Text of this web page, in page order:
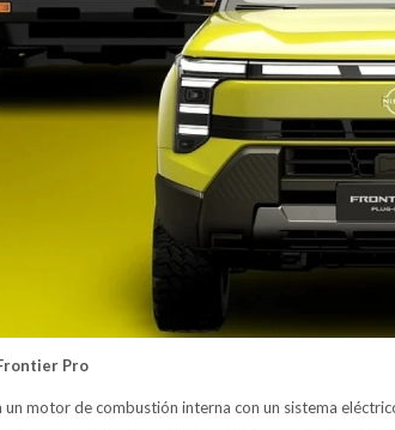
Pro
motor de combustión interna con un sistema